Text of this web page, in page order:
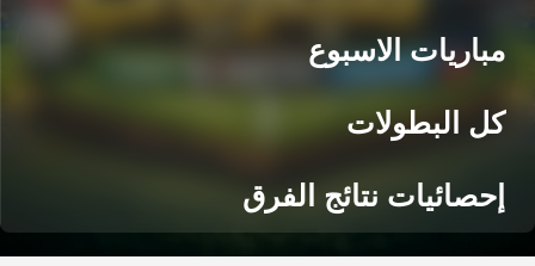
مباريات الاسبوع
كل البطولات
إحصائيات نتائج الفرق